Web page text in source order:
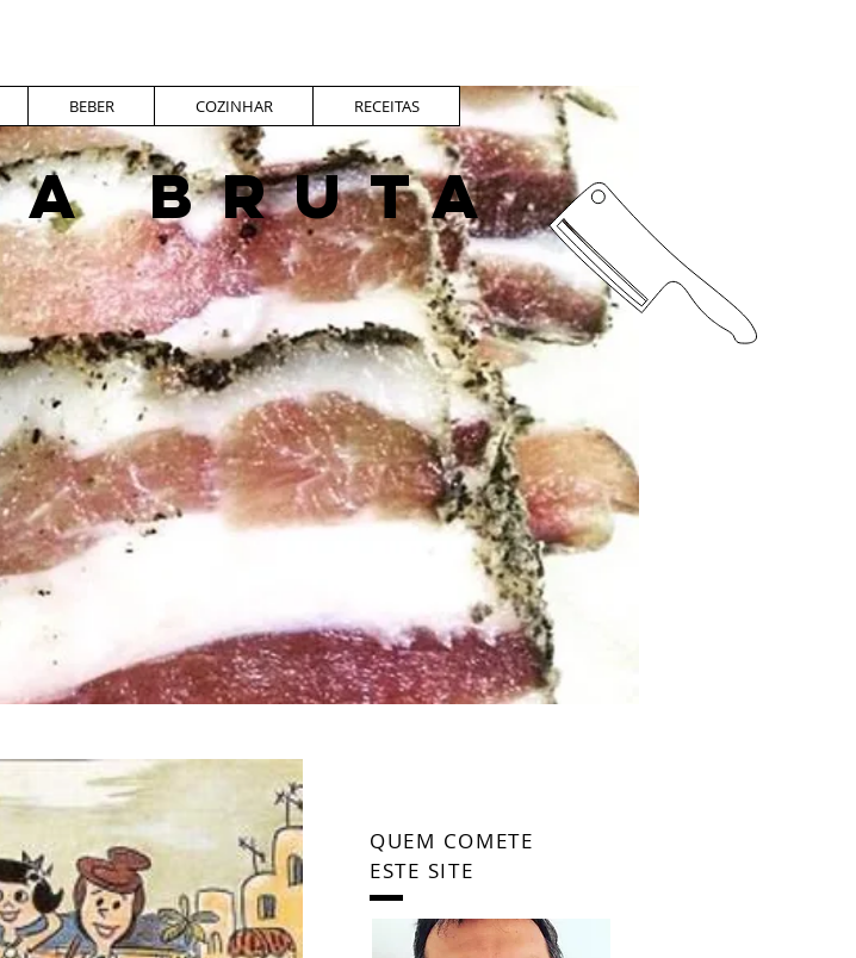
BRUTA
BEBER COZINHAR RECEITAS
QUEM COMETE
ESTE SITE